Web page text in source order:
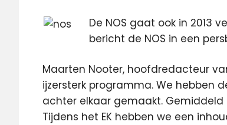
De NOS gaat ook in 2013
bericht de NOS in een
Maarten Nooter, hoofdredacteur
ijzersterk programma. We hebben
achter elkaar gemaakt. Gemiddeld
Tijdens het EK hebben we een